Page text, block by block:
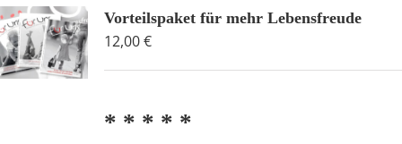
Vorteilspaket für mehr Lebensfreude
12,00€
* * * * *